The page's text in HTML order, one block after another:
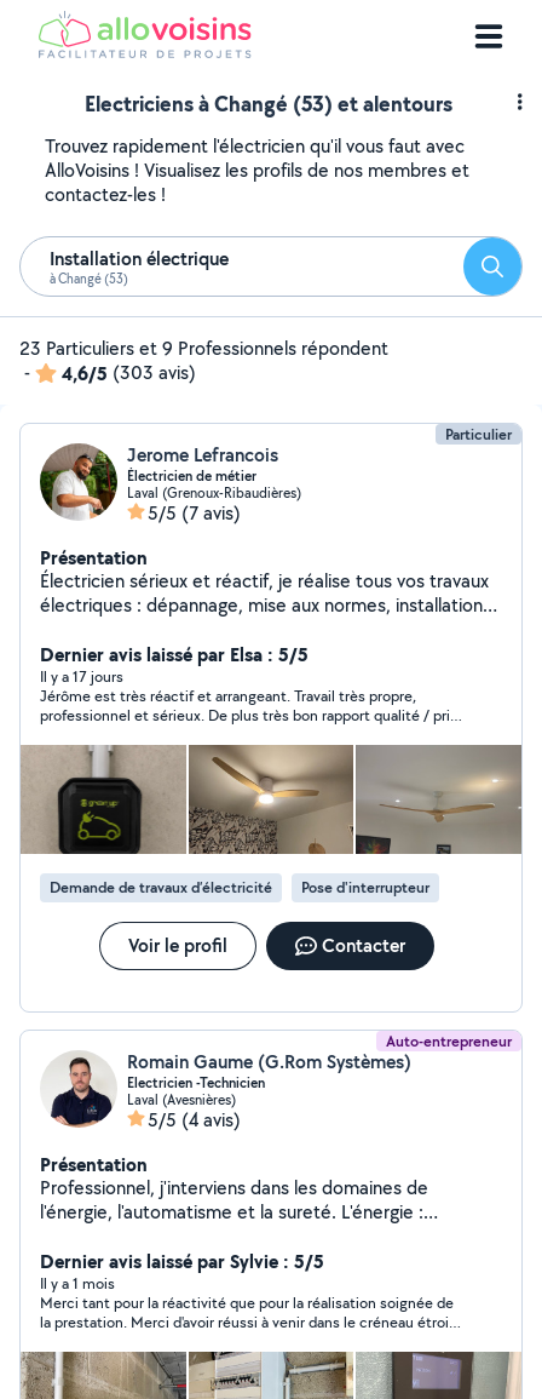
Electriciens à Changé (53) et alentours
Trouvez rapidement l'électricien qu'il vous faut avec
AlloVoisins ! Visualisez les profils de nos membres et
contactez-les !
Installation électrique
à Changé (53)
23 Particuliers et 9 Professionnels répondent
-
4,6/5 (303 avis)
Particulier
Jerome Lefrancois
Électricien de métier
Laval (Grenoux-Ribaudières)
5/5 (7 avis)
Présentation
Électricien sérieux et réactif, je réalise tous vos travaux
électriques : dépannage, mise aux normes, installation
conforme aux règles de sécurité. Intervention sur Laval
et ses alentours
Dernier avis laissé par Elsa : 5/5
Il y a 17 jours
Jérôme est très réactif et arrangeant. Travail très propre,
professionnel et sérieux. De plus très bon rapport qualité / prix
Demande de travaux d’électricité Pose d'interrupteur
Voir le profil Contacter
Auto-entrepreneur
Romain Gaume (G.Rom Systèmes)
Electricien -Technicien
Laval (Avesnières)
5/5 (4 avis)
Présentation
Professionnel, j'interviens dans les domaines de
l'énergie, l'automatisme et la sureté. L'énergie :
voiture électrique. L'automatisme : Domotique, gestion
des ouvrants, des éclairages et du chauffage de
manière intelligente. Sureté : Alarme, vidéo-surveillance,
contrôle d'accès Professionnel, je dispose de la
Responsabilité Civile Pro et de la garantie Décennale
Dernier avis laissé par Sylvie : 5/5
Il y a 1 mois
Merci tant pour la réactivité que pour la réalisation soignée de
la prestation. Merci d'avoir réussi à venir dans le créneau étroit